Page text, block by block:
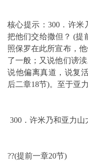
核心提示：300．许
把他们交给撒但？ (提
照保罗在此所宣布，
了一般；又说他们谤
说他偏离真道，说复
后二章18节)。至于亚
300．许米乃和亚力
??(提前一章20节)